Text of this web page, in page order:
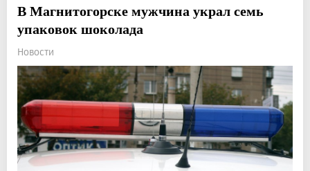
В Магнитогорске мужчина украл семь
упаковок шоколада
Новости